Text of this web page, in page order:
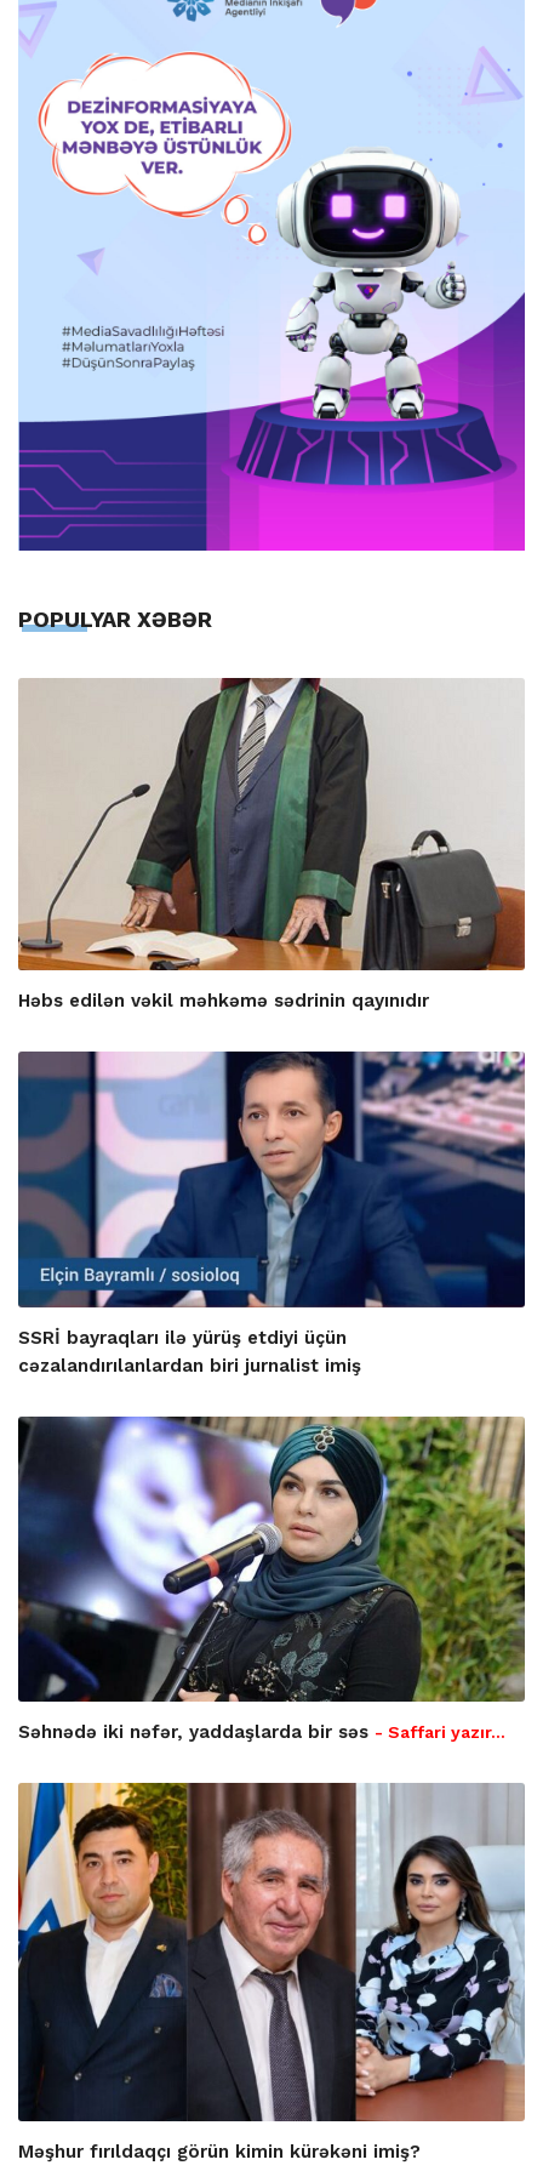
POPULYAR XƏBƏR
Həbs edilən vəkil məhkəmə sədrinin qayınıdır
SSRİ bayraqları ilə yürüş etdiyi üçün
cəzalandırılanlardan biri jurnalist imiş
Səhnədə iki nəfər, yaddaşlarda bir səs - Saffari yazır…
Məşhur fırıldaqçı görün kimin kürəkəni imiş?